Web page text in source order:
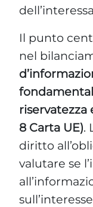
Il punto
nel
riservatezza
8 Carta UE).
diritto
valutare se